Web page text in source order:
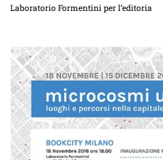
Laboratorio Formentini per l’editoria